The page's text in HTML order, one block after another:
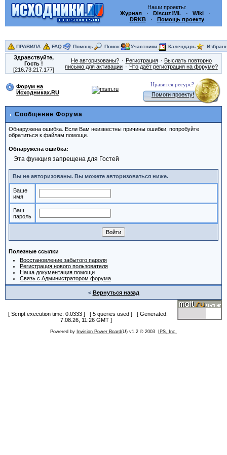
Наши проекты:
Журнал · Discuz!ML · Wiki ·
DRKB· Помощь проекту
ПРАВИЛА FAQ Помощь Поиск Участники Календарь
Здравствуйте,
Гость!
[216.73.217.177]
Не авторизованы? Регистрация
Выслать повторно
письмо для активации
Что даёт регистрация на форуме?
Форум на
Исходниках.RU
Нравится ресурс?
Помоги проекту!
Сообщение Форума
Обнаружена ошибка. Если Вам неизвестны причины ошибки, попробуйте
обратиться к файлам помощи.
Обнаружена ошибка:
Эта функция запрещена для Гостей
Вы не авторизованы. Вы можете авторизоваться ниже.
Ваше
имя
Ваш
пароль
Полезные ссылки
Восстановление забытого пароля
Регистрация нового пользователя
Наша документация помощи
Связь с Администратором форума
< Вернуться назад
[ Script execution time: 0.0333 ] [ 5 queries used ] [ Generated:
7.08.26, 11:26 GMT ]
Powered by Invision Power Board(U) v1.2 © 2003 IPS, Inc.